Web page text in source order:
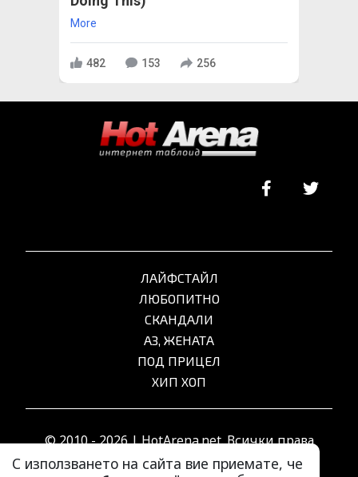
More
482 153 256
С използването на сайта вие приемате, че
ЛАЙФСТАЙЛ
ЛЮБОПИТНО
СКАНДАЛИ
АЗ, ЖЕНАТА
ПОД ПРИЦЕЛ
ХИП ХОП
© 2010 - 2026 | HotArena.net. Всички права
запазени.